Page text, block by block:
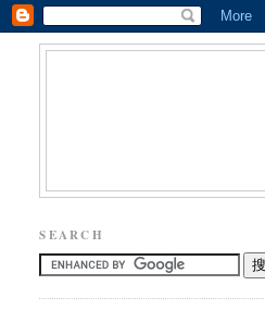
SEARCH